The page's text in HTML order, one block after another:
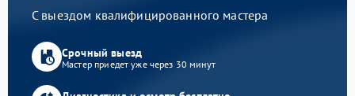
С выездом квалифицированного мастера
Срочный выезд
Мастер приедет уже через 30 минут